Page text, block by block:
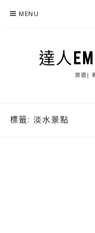
MENU
達人
旅遊|
標籤: 淡水景點